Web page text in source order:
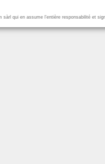
qui en assume l’entière responsabilité et